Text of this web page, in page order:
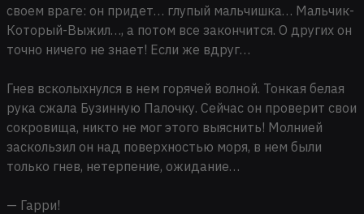
своем враге: он придет… глупый мальчишка… Мальчик-
Который-Выжил…, а потом все закончится. О других он
точно ничего не знает! Если же вдруг…
Гнев всколыхнулся в нем горячей волной. Тонкая белая
рука сжала Бузинную Палочку. Сейчас он проверит свои
сокровища, никто не мог этого выяснить! Молнией
заскользил он над поверхностью моря, в нем были
только гнев, нетерпение, ожидание…
— Гарри!